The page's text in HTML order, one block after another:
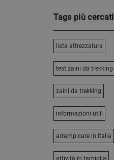
Tags più cercati
lista attrezzatura
test zaini da trekking
zaini da trekking
informazioni utili
arrampicare in italia
attività in famiglia